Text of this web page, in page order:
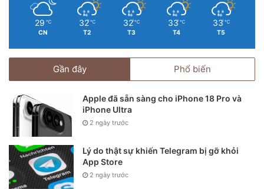
29 ℃
CN
32 ℃
T2
32 ℃
T3
33 ℃
T4
33 ℃
T5
Gần đây Phổ biến
Apple đã sẵn sàng cho iPhone 18 Pro và
iPhone Ultra
2 ngày trước
Lý do thật sự khiến Telegram bị gỡ khỏi
App Store
2 ngày trước